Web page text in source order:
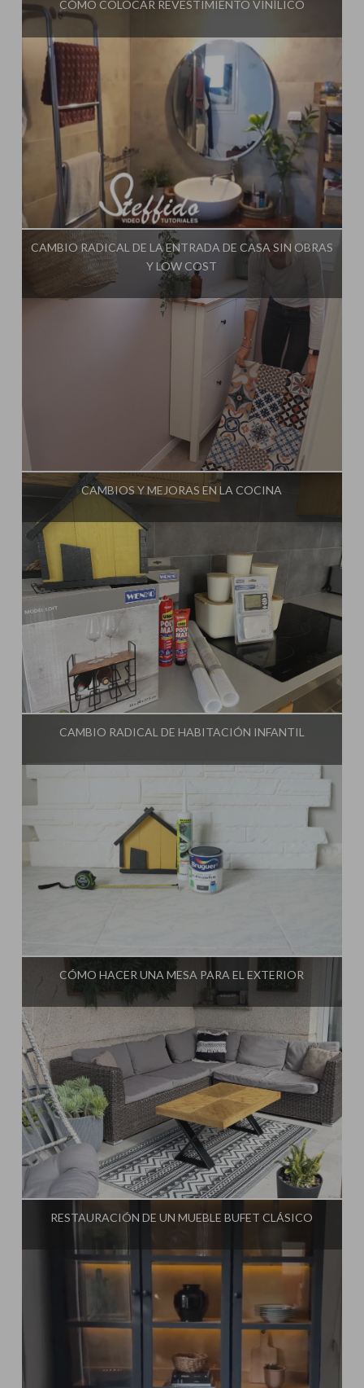
CÓMO COLOCAR REVESTIMIENTO VINÍLICO
Influencer:Steffido
CAMBIO RADICAL DE LA ENTRADA DE CASA SIN OBRAS
Y LOW COST
Influencer: Steffido
CAMBIOS Y MEJORAS EN LA COCINA
Influencer: Steffido
CAMBIO RADICAL DE HABITACIÓN INFANTIL
CÓMO HACER UNA MESA PARA EL EXTERIOR
Influencer:Steffido
RESTAURACIÓN DE UN MUEBLE BUFET CLÁSICO